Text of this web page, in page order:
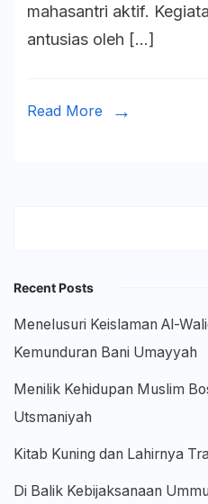
mahasantri aktif.
antusias oleh […]
Read More
Recent Posts
Menelusuri Keislaman Al-
Kemunduran Bani Umayyah
Menilik Kehidupan Muslim
Utsmaniyah
Kitab Kuning dan Lahirnya
Di Balik Kebijaksanaan